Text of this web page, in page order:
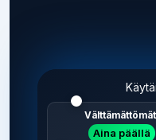
Välttämättömät
Aina päällä